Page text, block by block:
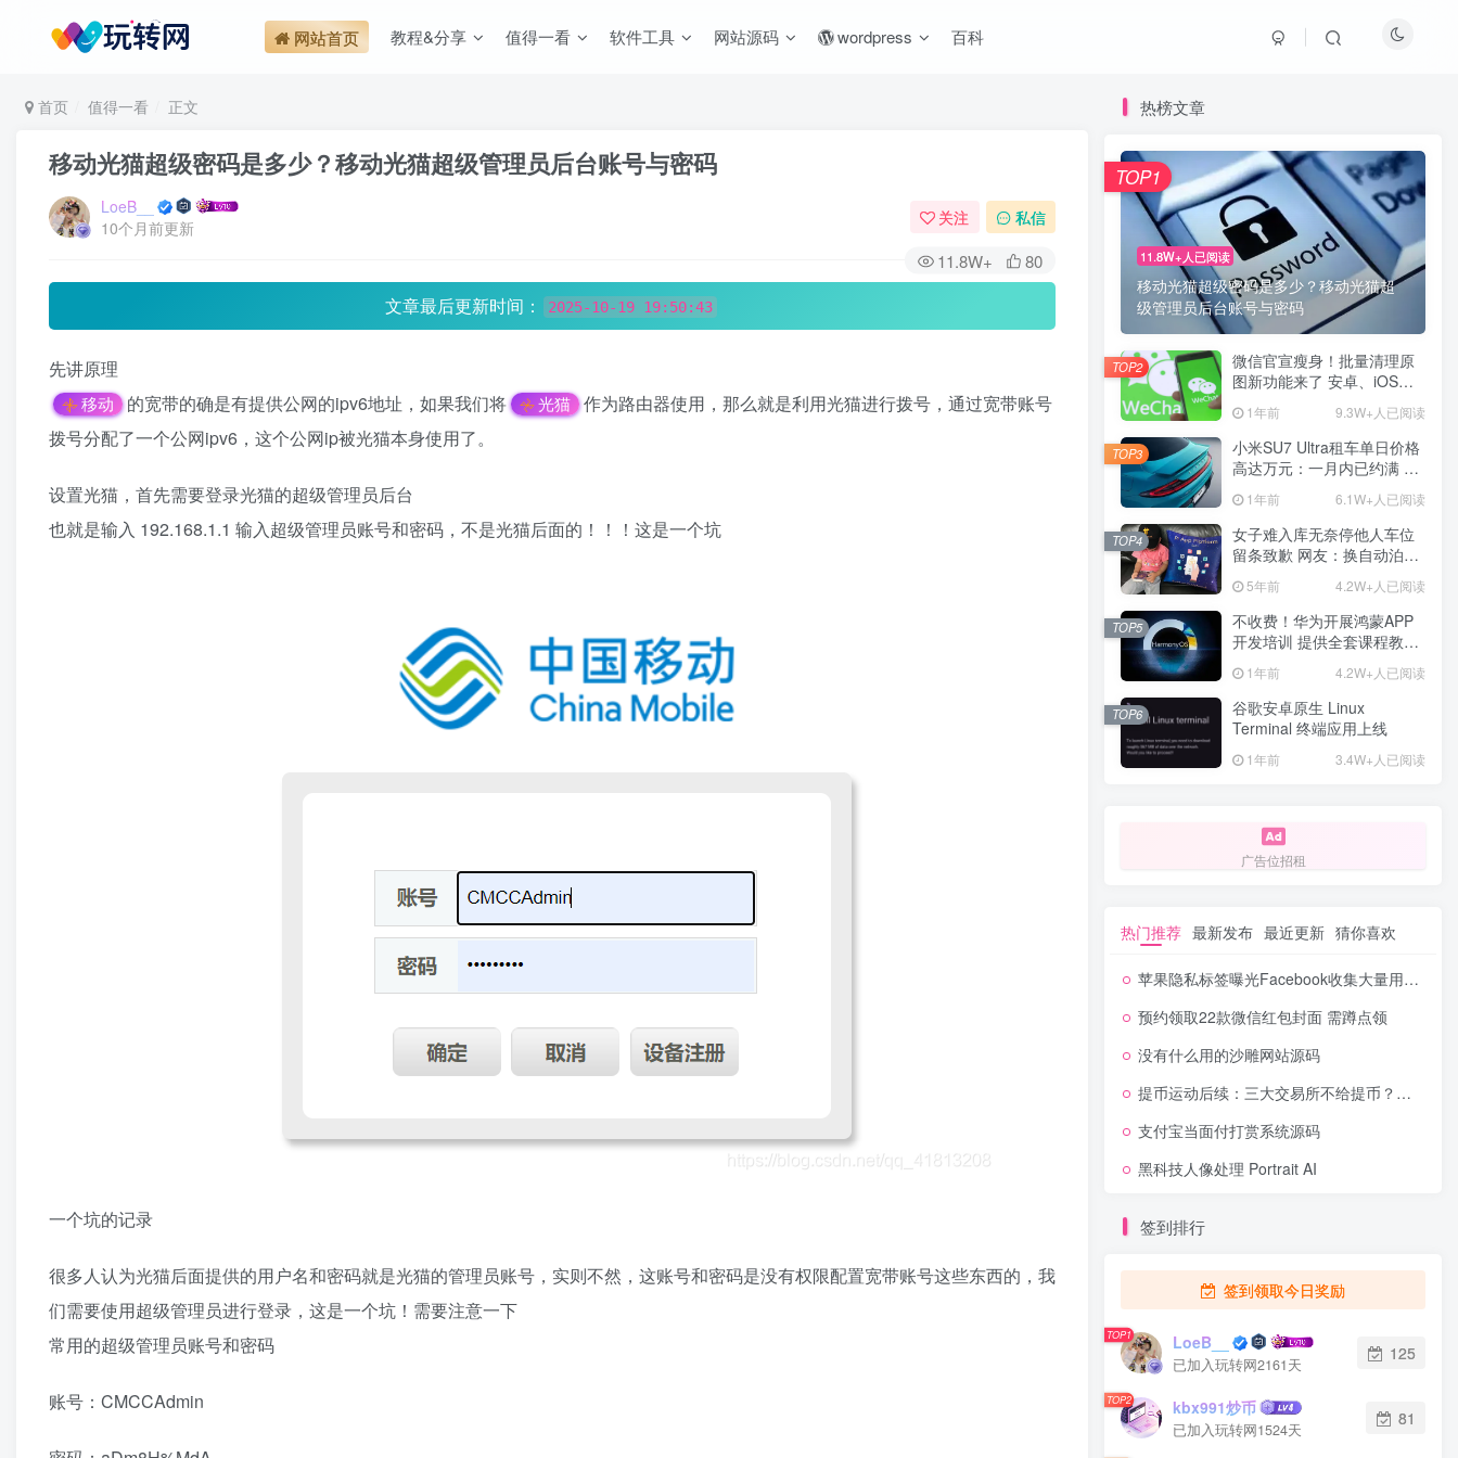
网站首页 教程&分享 值得一看 软件工具 网站源码 wordpress 百科
首页 值得一看 正文
移动光猫超级密码是多少？移动光猫超级管理员后台账号与密码
LoeB__
10个月前更新
关注 私信
11.8W+ 80
文章最后更新时间： 2025-10-19 19:50:43
先讲原理
移动 的宽带的确是有提供公网的ipv6地址，如果我们将 光猫 作为路由器使用，那么就是利用光猫进行拨号，通过宽带账号
拨号分配了一个公网ipv6，这个公网ip被光猫本身使用了。
设置光猫，首先需要登录光猫的超级管理员后台
也就是输入 192.168.1.1 输入超级管理员账号和密码，不是光猫后面的！！！这是一个坑
一个坑的记录
很多人认为光猫后面提供的用户名和密码就是光猫的管理员账号，实则不然，这账号和密码是没有权限配置宽带账号这些东西的，我
们需要使用超级管理员进行登录，这是一个坑！需要注意一下
常用的超级管理员账号和密码
账号：CMCCAdmin
热榜文章
11.8W+人已阅读
移动光猫超级密码是多少？移动光猫超
级管理员后台账号与密码
TOP1
微信官宣瘦身！批量清理原
图新功能来了 安卓、iOS均
1年前 9.3W+人已阅读
TOP2
小米SU7 Ultra租车单日价格
高达万元：一月内已约满 预
1年前 6.1W+人已阅读
TOP3
女子难入库无奈停他人车位
留条致歉 网友：换自动泊车
5年前 4.2W+人已阅读
TOP4
不收费！华为开展鸿蒙APP
开发培训 提供全套课程教学
1年前 4.2W+人已阅读
TOP5
谷歌安卓原生 Linux
Terminal 终端应用上线
1年前 3.4W+人已阅读
TOP6
广告位招租
热门推荐 最新发布 最近更新 猜你喜欢
苹果隐私标签曝光Facebook收集大量用户信息
预约领取22款微信红包封面 需蹲点领
没有什么用的沙雕网站源码
提币运动后续：三大交易所不给提币？有币真的可以为所欲为！
支付宝当面付打赏系统源码
黑科技人像处理 Portrait AI
签到排行
签到领取今日奖励
TOP1 LoeB__
已加入玩转网2161天
125
TOP2 kbx991炒币
已加入玩转网1524天
81